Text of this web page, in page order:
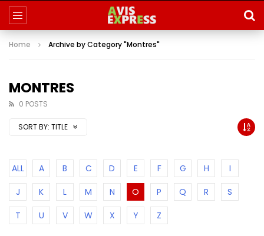
Home Archive by Category "Montres"
MONTRES
0 POSTS
SORT BY: TITLE
ALL A B C D E F G H
I
J
K L M N O P Q R
S
T
U V W X Y Z